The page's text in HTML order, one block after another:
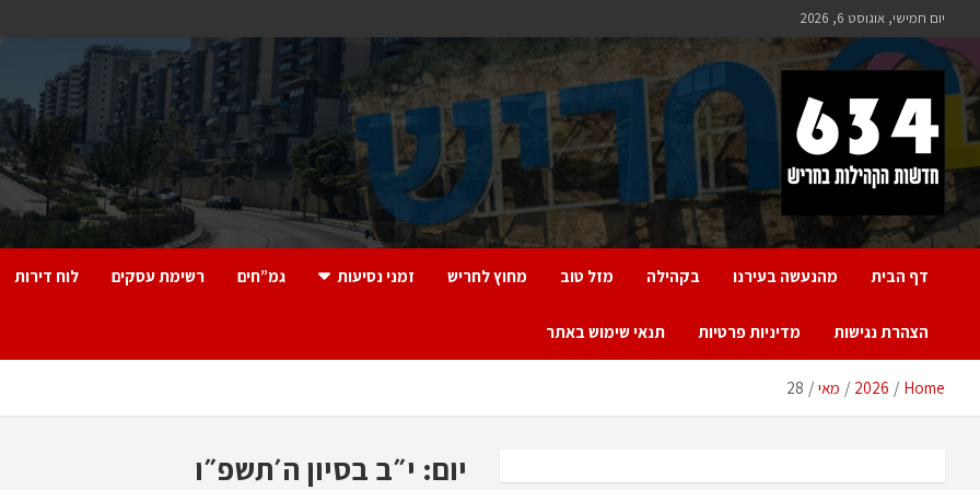
content
יום חמישי, אוגוסט 6, 2026
חריש 634
חדשות הקהילות בחריש
דף הבית מהנעשה בעירנו בקהילה מזל טוב מחוץ לחריש זמני נסיעות גמ”חים רשימת עסקים לוח דירות
הצהרת נגישות מדיניות פרטיות תנאי שימוש באתר
Home
2026 מאי 28
יום: י״ב בסיון ה׳תשפ״ו